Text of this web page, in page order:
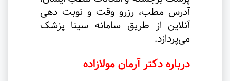
آدرس مطب، رزرو وقت و نوبت دهی
آنلاین از طریق سامانه سینا پزشک
می‌پردازد.
درباره دکتر آرمان مولازاده